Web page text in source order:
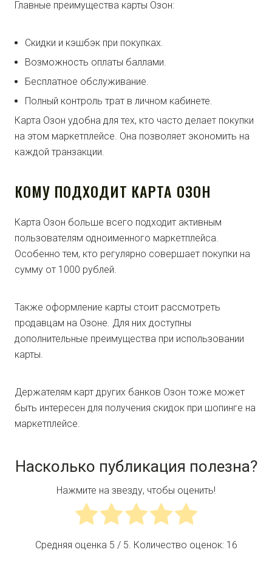
Главные преимущества карты Озон:
Скидки и кэшбэк при покупках.
Возможность оплаты баллами.
Бесплатное обслуживание.
Полный контроль трат в личном кабинете.
Карта Озон удобна для тех, кто часто делает покупки
на этом маркетплейсе. Она позволяет экономить на
каждой транзакции.
КОМУ ПОДХОДИТ КАРТА ОЗОН
Карта Озон больше всего подходит активным
пользователям одноименного маркетплейса.
Особенно тем, кто регулярно совершает покупки на
сумму от 1000 рублей.
Также оформление карты стоит рассмотреть
продавцам на Озоне. Для них доступны
дополнительные преимущества при использовании
карты.
Держателям карт других банков Озон тоже может
быть интересен для получения скидок при шопинге на
маркетплейсе.
Насколько публикация полезна?
Нажмите на звезду, чтобы оценить!
Средняя оценка 5 / 5. Количество оценок: 16